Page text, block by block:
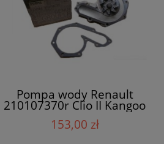
Pompa wody Renault
210107370r Clio II Kangoo
Megane I Laguna I Scenic I
153,00 zł